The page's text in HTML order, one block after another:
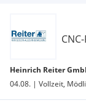
Heinrich Reiter
04.08. | Vollzeit,